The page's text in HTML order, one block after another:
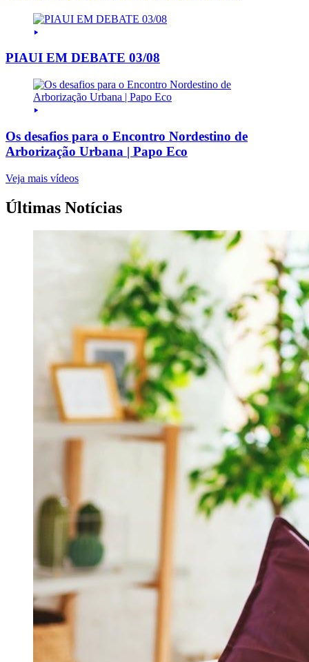
PIAUI EM DEBATE 03/08
Os desafios para o Encontro Nordestino de
Arborização Urbana | Papo Eco
Veja mais vídeos
Últimas Notícias